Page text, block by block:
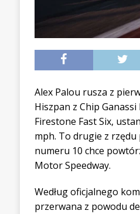
Alex Palou rusza z
Hiszpan z Chip
Firestone Fast Six,
mph. To drugie z rzędu
numeru 10 chce
Motor Speedway.
Według oficjalnego
przerwana z powodu